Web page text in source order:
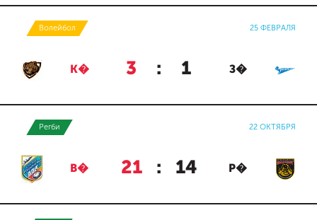
Волейбол 25 ФЕВРАЛЯ
К� 3 : 1 З�
Регби 22 ОКТЯБРЯ
В� 21 : 14 Р�